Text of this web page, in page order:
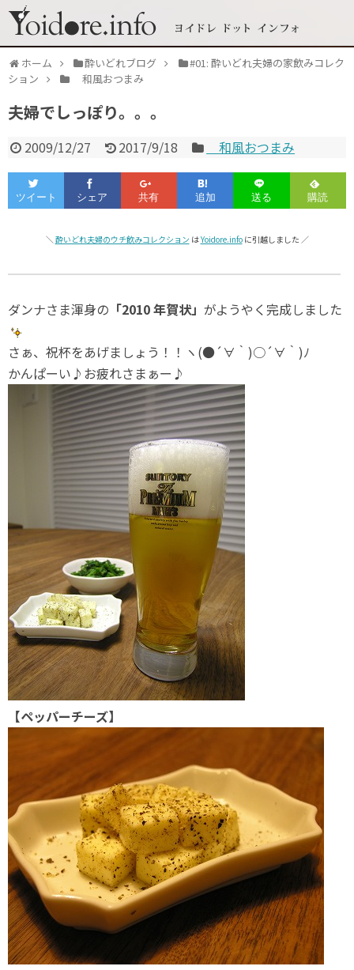
ホーム 酔いどれブログ
#01: 酔いどれ夫婦の家飲みコレク
ション
和風おつまみ
夫婦でしっぽり。。。
2009/12/27 2017/9/18 和風おつまみ
＼ 酔いどれ夫婦のウチ飲みコレクション はYoidore.infoに引越しました ／
ダンナさま渾身の 「2010 年賀状」 がようやく完成しました
さぁ、祝杯をあげましょう！！ヽ(●´∀｀)○´∀｀)ﾉ
かんぱーい♪お疲れさまぁー♪
【ペッパーチーズ】